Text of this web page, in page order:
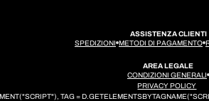
ASSISTENZA CLIENTI
SPEDIZIONI METODI DI PAGAMENTO
AREA LEGALE
CONDIZIONI GENERALI
PRIVACY POLICY
TAG =